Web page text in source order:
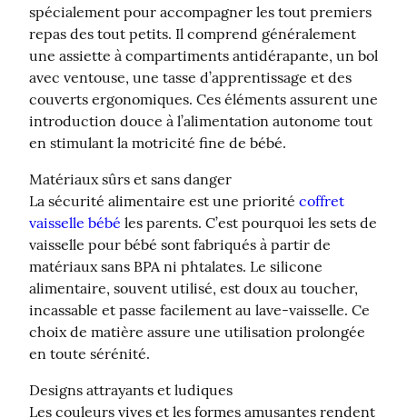
spécialement pour accompagner les tout premiers
repas des tout petits. Il comprend généralement
une assiette à compartiments antidérapante, un bol
avec ventouse, une tasse d’apprentissage et des
couverts ergonomiques. Ces éléments assurent une
introduction douce à l’alimentation autonome tout
en stimulant la motricité fine de bébé.
Matériaux sûrs et sans danger
La sécurité alimentaire est une priorité coffret
vaisselle bébé les parents. C’est pourquoi les sets de
vaisselle pour bébé sont fabriqués à partir de
matériaux sans BPA ni phtalates. Le silicone
alimentaire, souvent utilisé, est doux au toucher,
incassable et passe facilement au lave-vaisselle. Ce
choix de matière assure une utilisation prolongée
en toute sérénité.
Designs attrayants et ludiques
Les couleurs vives et les formes amusantes rendent